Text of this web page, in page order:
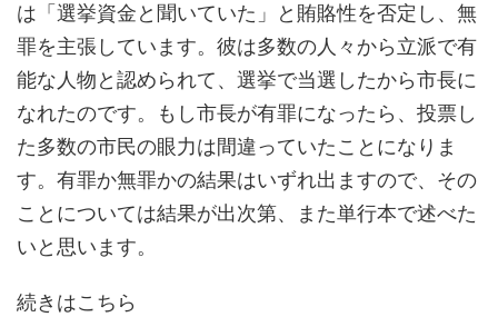
は「選挙資金と聞いていた」と賄賂性を否定し、無
罪を主張しています。彼は多数の人々から立派で有
能な人物と認められて、選挙で当選したから市長に
なれたのです。もし市長が有罪になったら、投票し
た多数の市民の眼力は間違っていたことになりま
す。有罪か無罪かの結果はいずれ出ますので、その
ことについては結果が出次第、また単行本で述べた
いと思います。
続きはこちら